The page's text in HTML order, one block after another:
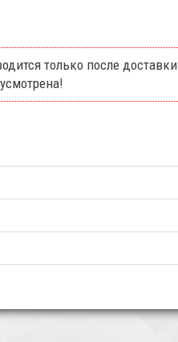
только после доставки